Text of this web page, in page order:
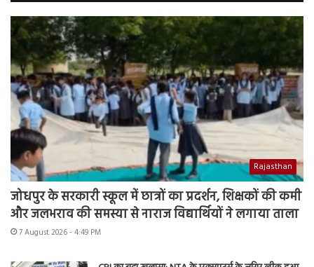
Rajasthan
जोधपुर के सरकारी स्कूल में छात्रों का प्रदर्शन, शिक्षकों की कमी
और जलभराव की समस्या से नाराज विद्यार्थियों ने लगाया ताला
7 August 2026 - 4:49 PM